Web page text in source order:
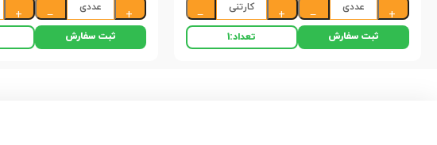
+
عددی
−
+
کارتنی
−
ثبت سفارش تعداد:1
+
عددی
−
+
ثبت سفارش